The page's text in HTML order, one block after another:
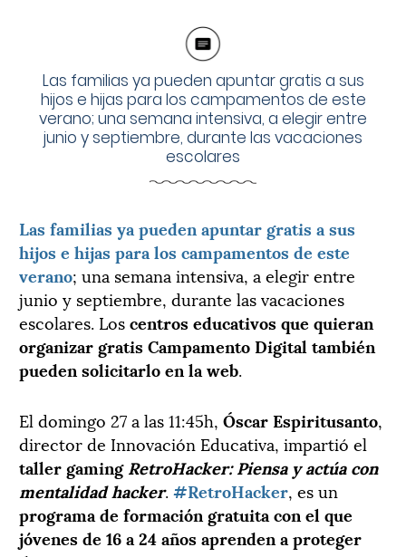
Las familias ya pueden apuntar gratis a sus
hijos e hijas para los campamentos de este
verano; una semana intensiva, a elegir entre
junio y septiembre, durante las vacaciones
escolares
Las familias ya pueden apuntar gratis a sus
hijos e hijas para los campamentos de este
verano; una semana intensiva, a elegir entre
junio y septiembre, durante las vacaciones
escolares. Loscentros educativos que quieran
organizar gratis Campamento Digital también
pueden solicitarlo en la web.
El domingo 27 a las 11:45h, ÓscarEspiritusanto,
director de Innovación Educativa, impartió el
taller gamingRetroHacker: Piensa y actúa con
mentalidad hacker.#RetroHacker, es un
programa de formación gratuita con el que
jóvenes de 16 a 24 años aprenden a proteger